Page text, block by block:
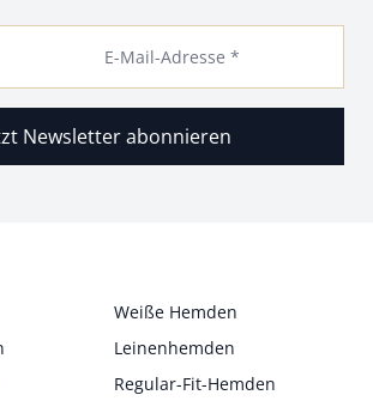
E-Mail-Adresse *
Newsletter abonnieren
Weiße Hemden
Leinenhemden
Regular-Fit-Hemden